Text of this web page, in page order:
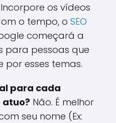
os vídeos
o tempo, o SEO
começará a
para pessoas que
esses temas.
para cada
Não. É melhor
seu nome (Ex: